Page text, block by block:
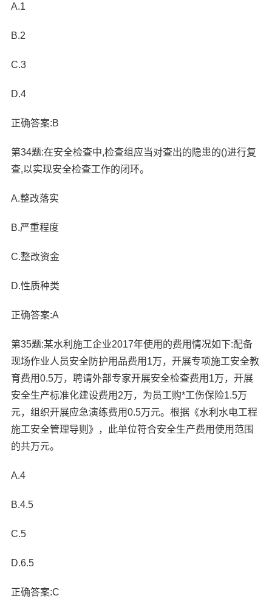
A.1
B.2
C.3
D.4
正确答案:B
第34题:在安全检查中,检查组应当对查出的隐患的()进行复
查,以实现安全检查工作的闭环。
A.整改落实
B.严重程度
C.整改资金
D.性质种类
正确答案:A
第35题:某水利施工企业2017年使用的费用情况如下:配备
现场作业人员安全防护用品费用1万，开展专项施工安全教
育费用0.5万，聘请外部专家开展安全检查费用1万，开展
安全生产标准化建设费用2万，为员工购*工伤保险1.5万
元，组织开展应急演练费用0.5万元。根据《水利水电工程
施工安全管理导则》，此单位符合安全生产费用使用范围
的共万元。
A.4
B.4.5
C.5
D.6.5
正确答案:C